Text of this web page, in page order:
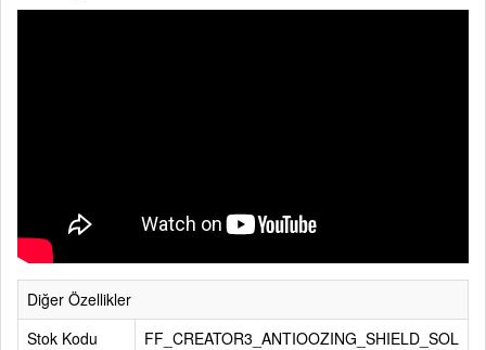
Diğer Özellikler
Stok Kodu
FF_CREATOR3_ANTIOOZING_SHIELD_SOL